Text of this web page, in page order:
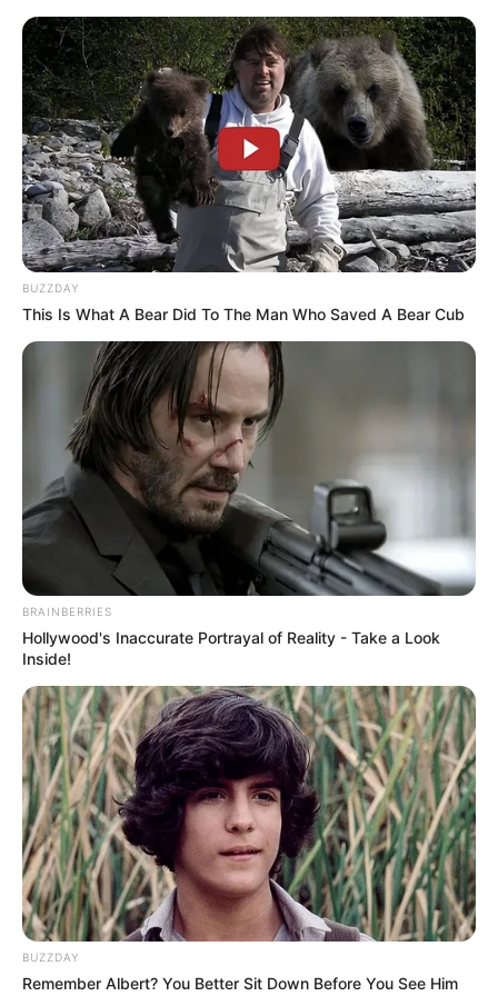
Home > Alagoas > Brasil > Economia > Notícia >
EC 120:
BUZZDAY
This Is What A Bear Did To The Man Who Saved A Bear Cub
BRAINBERRIES
Hollywood's Inaccurate Portrayal of Reality - Take a Look
Inside!
BUZZDAY
Remember Albert? You Better Sit Down Before You See Him